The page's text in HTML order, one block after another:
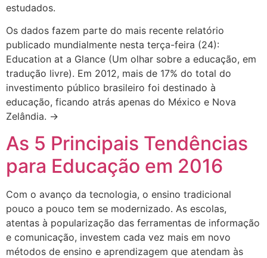
estudados.
Os dados fazem parte do mais recente relatório
publicado mundialmente nesta terça-feira (24):
Education at a Glance (Um olhar sobre a educação, em
tradução livre). Em 2012, mais de 17% do total do
investimento público brasileiro foi destinado à
educação, ficando atrás apenas do México e Nova
Zelândia. →
As 5 Principais Tendências
para Educação em 2016
Com o avanço da tecnologia, o ensino tradicional
pouco a pouco tem se modernizado. As escolas,
atentas à popularização das ferramentas de informação
e comunicação, investem cada vez mais em novo
métodos de ensino e aprendizagem que atendam às